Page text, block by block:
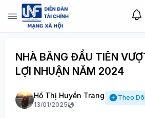
NHÀ BĂNG ĐẦU TIÊN
LỢI NHUẬN NĂM 2024
Hồ Thị Huyền Trang
13/01/2025
Theo Dõi